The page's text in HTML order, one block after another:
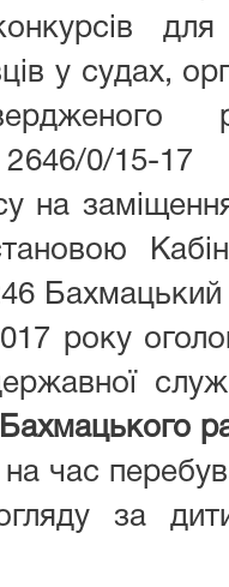
у судах,
0/15-17
на
Бахмацький
року
час
за